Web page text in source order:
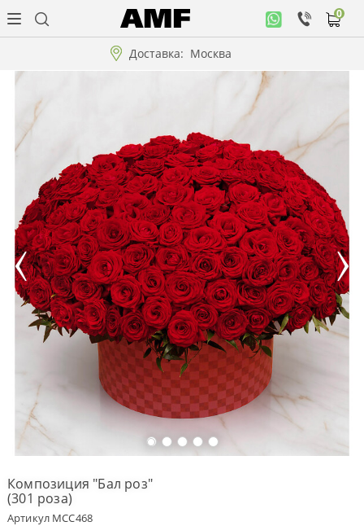
Доставка: Москва
0
кабинет
Музыкальная
Цветы
Композиции
"ВАУ"!!!
Коллекции!!!
Розы
Оплата
заказа
Условия
Бонусная
программа
Композиция "Бал роз"
(301 роза)
Артикул MCC468